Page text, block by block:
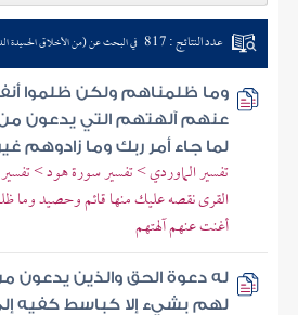
عدد النتائج : 817 في البحث عن (من الأخلاق الحميدة
وما ظلمناهم ولكن ظلموا
عنهم آلهتهم التي يدعون
لما جاء أمر ربك وما زادوهم
تفسير الماوردي > تفسير سورة هود > تفسير
القرى نقصه عليك منها قائم وحصيد وما
أغنت عنهم آلهتهم
له دعوة الحق والذين يدعون
لهم بشيء إلا كباسط كفيه